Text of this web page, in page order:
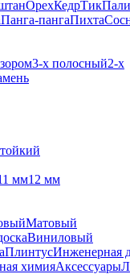
ОрехКедрТик
Панга-пангаПихта
3-х полосный2-х
мм12 мм
Матовый
Виниловый
ПлинтусИнженерная
химияАксессуары